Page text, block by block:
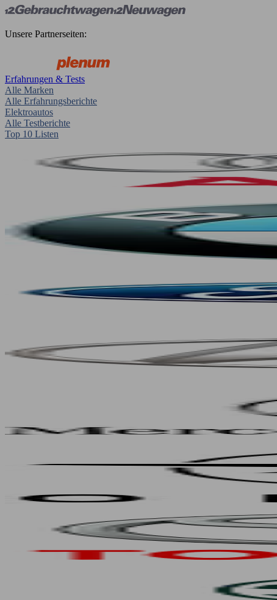
Unsere Partnerseiten:
Erfahrungen & Tests
Alle Marken
Alle Erfahrungsberichte
Elektroautos
Alle Testberichte
Top 10 Listen